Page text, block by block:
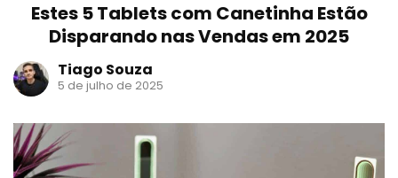
Estes 5 Tablets com Canetinha Estão
Disparando nas Vendas em 2025
Tiago Souza
5 de julho de 2025